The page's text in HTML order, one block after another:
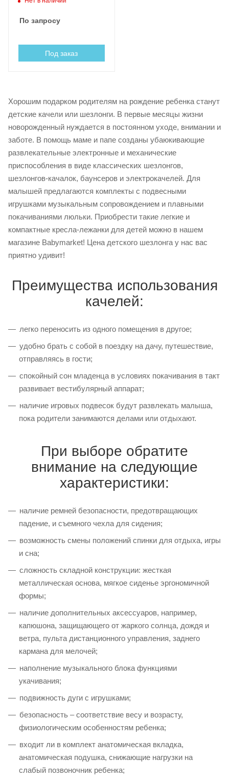
По запросу
Под заказ
Хорошим подарком родителям на рождение ребенка станут
детские качели или шезлонги. В первые месяцы жизни
новорожденный нуждается в постоянном уходе, внимании и
заботе. В помощь маме и папе созданы убаюкивающие
развлекательные электронные и механические
приспособления в виде классических шезлонгов,
шезлонгов-качалок, баунсеров и электрокачелей. Для
малышей предлагаются комплекты с подвесными
игрушками музыкальным сопровождением и плавными
покачиваниями люльки. Приобрести такие легкие и
компактные кресла-лежанки для детей можно в нашем
магазине Babymarket! Цена детского шезлонга у нас вас
приятно удивит!
Преимущества использования
качелей:
легко переносить из одного помещения в другое;
удобно брать с собой в поездку на дачу, путешествие,
отправляясь в гости;
спокойный сон младенца в условиях покачивания в такт
развивает вестибулярный аппарат;
наличие игровых подвесок будут развлекать малыша,
пока родители занимаются делами или отдыхают.
При выборе обратите
внимание на следующие
характеристики:
наличие ремней безопасности, предотвращающих
падение, и съемного чехла для сидения;
возможность смены положений спинки для отдыха, игры
и сна;
сложность складной конструкции: жесткая
металлическая основа, мягкое сиденье эргономичной
формы;
наличие дополнительных аксессуаров, например,
капюшона, защищающего от жаркого солнца, дождя и
ветра, пульта дистанционного управления, заднего
кармана для мелочей;
наполнение музыкального блока функциями
укачивания;
подвижность дуги с игрушками;
безопасность – соответствие весу и возрасту,
физиологическим особенностям ребенка;
входит ли в комплект анатомическая вкладка,
анатомическая подушка, снижающие нагрузки на
слабый позвоночник ребенка;